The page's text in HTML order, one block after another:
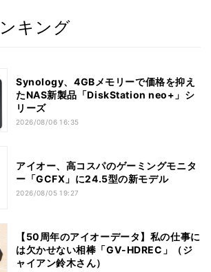
キング
Synology、4GBメモリーで価格を抑え
たNAS新製品「DiskStation neo+」シ
リーズ
2026/08/06 16:35
アイオー、高コスパのゲーミングモニタ
ー「GCFX」に24.5型の新モデル
2026/08/05 19:27
【50周年のアイオーデータ】私の仕事に
は欠かせない相棒「GV-HDREC」（ジ
ャイアン鈴木さん）